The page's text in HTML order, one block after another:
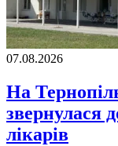
07.08.2026
На
звернулася
лікарів